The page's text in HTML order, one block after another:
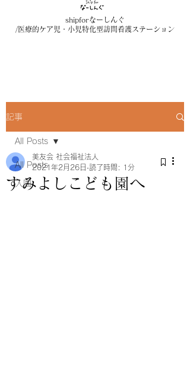
shipforなーしんぐ
/医療的ケア児・小児特化型訪問看護ステーション
記事
All Posts
入園
All Posts
すみよしこども園へ
美友会 社会福祉法人
2021年2月26日 読了時間: 1分